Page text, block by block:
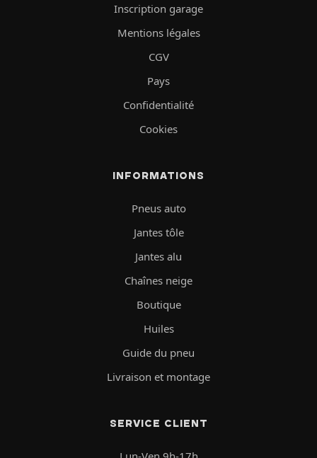
Inscription garage
Mentions légales
CGV
Pays
Confidentialité
Cookies
INFORMATIONS
Pneus auto
Jantes tôle
Jantes alu
Chaînes neige
Boutique
Huiles
Guide du pneu
Livraison et montage
SERVICE CLIENT